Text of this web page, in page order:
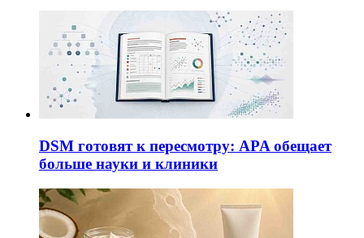
DSM готовят к пересмотру: APA обещает
больше науки и клиники